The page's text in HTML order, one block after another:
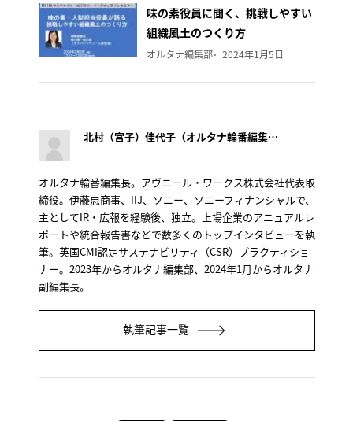
味の素役員に聞く、挑戦しやすい
組織風土のつくり方
オルタナ編集部 2024年1月5日
北村（宮子）佳代子（オルタナ輪番編集長）
オルタナ輪番編集長。アヴニール・ワークス株式会社代表取
締役。伊藤忠商事、IIJ、ソニー、ソニーフィナンシャルで、
主としてIR・広報を経験後、独立。上場企業のアニュアルレ
ポートや統合報告書などで数多くのトップインタビューを執
筆。英国CMI認定サステナビリティ（CSR）プラクティショ
ナー。2023年からオルタナ編集部、2024年1月からオルタナ
副編集長。
執筆記事一覧